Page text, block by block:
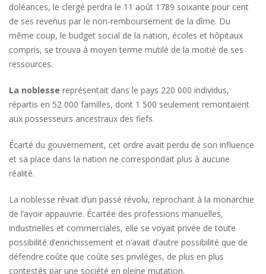
doléances, le clergé perdra le 11 août 1789 soixante pour cent
de ses revenus par le non-remboursement de la dîme. Du
même coup, le budget social de la nation, écoles et hôpitaux
compris, se trouva à moyen terme mutilé de la moitié de ses
ressources.
La noblesse représentait dans le pays 220 000 individus,
répartis en 52 000 familles, dont 1 500 seulement remontaient
aux possesseurs ancestraux des fiefs.
Écarté du gouvernement, cet ordre avait perdu de son influence
et sa place dans la nation ne correspondait plus à aucune
réalité.
La noblesse rêvait d’un passé révolu, reprochant à la monarchie
de l’avoir appauvrie. Écartée des professions manuelles,
industrielles et commerciales, elle se voyait privée de toute
possibilité d’enrichissement et n’avait d’autre possibilité que de
défendre coûte que coûte ses privilèges, de plus en plus
contestés par une société en pleine mutation.